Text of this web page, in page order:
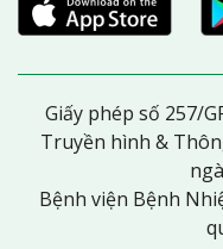
Giấy phép số 257/
Truyền hình &
Bệnh viện Bệnh